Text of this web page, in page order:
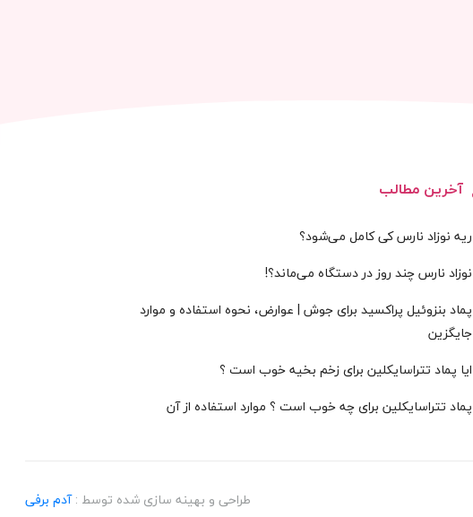
آخرین مطالب
ریه نوزاد نارس کی کامل می‌شود؟
نوزاد نارس چند روز در دستگاه می‌ماند؟!
پماد بنزوئیل پراکسید برای جوش | عوارض، نحوه استفاده و موارد
جایگزین
ایا پماد تتراسایکلین برای زخم بخیه خوب است ؟
پماد تتراسایکلین برای چه خوب است ؟ موارد استفاده از آن
طراحی و بهینه سازی شده توسط :آدم برفی